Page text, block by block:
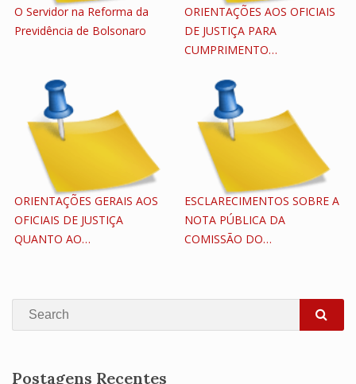
O Servidor na Reforma da
Previdência de Bolsonaro
ORIENTAÇÕES AOS OFICIAIS
DE JUSTIÇA PARA
CUMPRIMENTO…
ORIENTAÇÕES GERAIS AOS
OFICIAIS DE JUSTIÇA
QUANTO AO…
ESCLARECIMENTOS SOBRE A
NOTA PÚBLICA DA
COMISSÃO DO…
Search
Postagens Recentes